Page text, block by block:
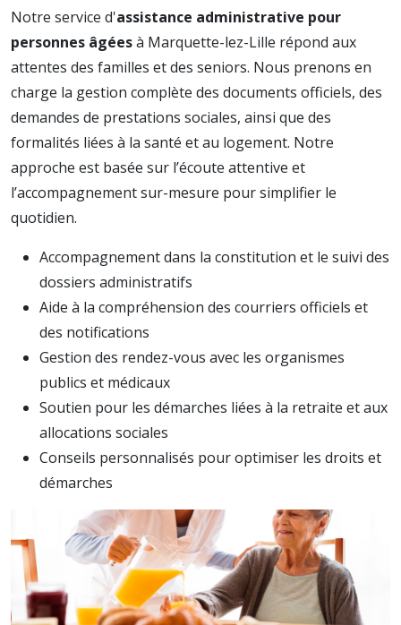
Notre service d'assistance administrative pour
personnes âgéesà Marquette-lez-Lille répond aux
attentes des familles et des seniors. Nous prenons en
charge la gestion complète des documents officiels, des
demandes de prestations sociales, ainsi que des
formalités liées à la santé et au logement. Notre
approche est basée sur l’écoute attentive et
l’accompagnement sur-mesure pour simplifier le
quotidien.
Accompagnement dans la constitution et le suivi des
dossiers administratifs
Aide à la compréhension des courriers officiels et
des notifications
Gestion des rendez-vous avec les organismes
publics et médicaux
Soutien pour les démarches liées à la retraite et aux
allocations sociales
Conseils personnalisés pour optimiser les droits et
démarches